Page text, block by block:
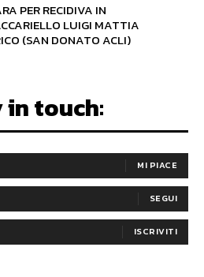
PER RECIDIVA IN
LUIGI MATTIA
(SAN DONATO ACLI)
in touch:
MI PIACE
SEGUI
ISCRIVITI